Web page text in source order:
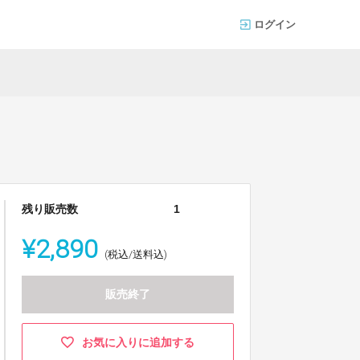
ログイン
残り販売数 1
¥2,890 (税込/送料込)
販売終了
お気に入りに追加する